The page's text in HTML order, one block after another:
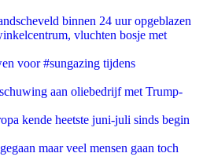
binnen 24 uur opgeblazen
vluchten bosje met
voor #sungazing tijdens
aan oliebedrijf met Trump-
kende heetste juni-juli sinds begin
maar veel mensen gaan toch